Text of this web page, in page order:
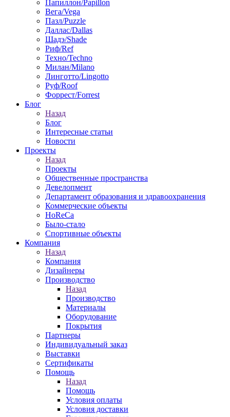
Папиллон/Papillon
Вега/Vega
Пазл/Puzzle
Даллас/Dallas
Шадэ/Shade
Риф/Ref
Техно/Techno
Милан/Milano
Линготто/Lingotto
Руф/Roof
Форрест/Forrest
Блог
Назад
Блог
Интересные статьи
Новости
Проекты
Назад
Проекты
Общественные пространства
Девелопмент
Департамент образования и здравоохранения
Коммерческие объекты
HoReCa
Было-стало
Спортивные объекты
Компания
Назад
Компания
Дизайнеры
Производство
Назад
Производство
Материалы
Оборудование
Покрытия
Партнеры
Индивидуальный заказ
Выставки
Сертификаты
Помощь
Назад
Помощь
Условия оплаты
Условия доставки